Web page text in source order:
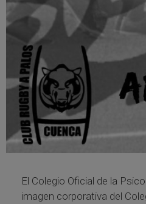
El Colegio Oficial de la
imagen corporativa del